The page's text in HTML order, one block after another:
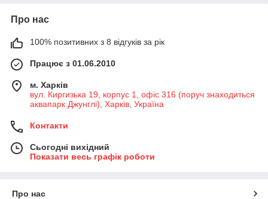
Про нас
100% позитивних з 8 відгуків за рік
Працює з 01.06.2010
м. Харків
вул. Киргизька 19, корпус 1, офіс 316 (поруч знаходиться
аквапарк Джунглі), Харків, Україна
Контакти
Сьогодні вихідний
Показати весь графік роботи
Про нас